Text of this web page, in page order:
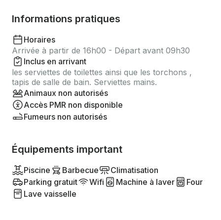
Informations pratiques
Horaires
Arrivée à partir de 16h00 - Départ avant 09h30
Inclus en arrivant
les serviettes de toilettes ainsi que les torchons ,
tapis de salle de bain. Serviettes mains.
Animaux non autorisés
Accès PMR non disponible
Fumeurs non autorisés
Équipements important
Piscine Barbecue
Climatisation
Parking gratuit
Wifi Machine à laver
Four
Lave vaisselle